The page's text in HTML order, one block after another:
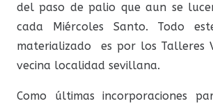
del paso de palio que aun se
cada Miércoles Santo. Todo
materializado es por los Talleres
vecina localidad sevillana.
Como últimas incorporaciones